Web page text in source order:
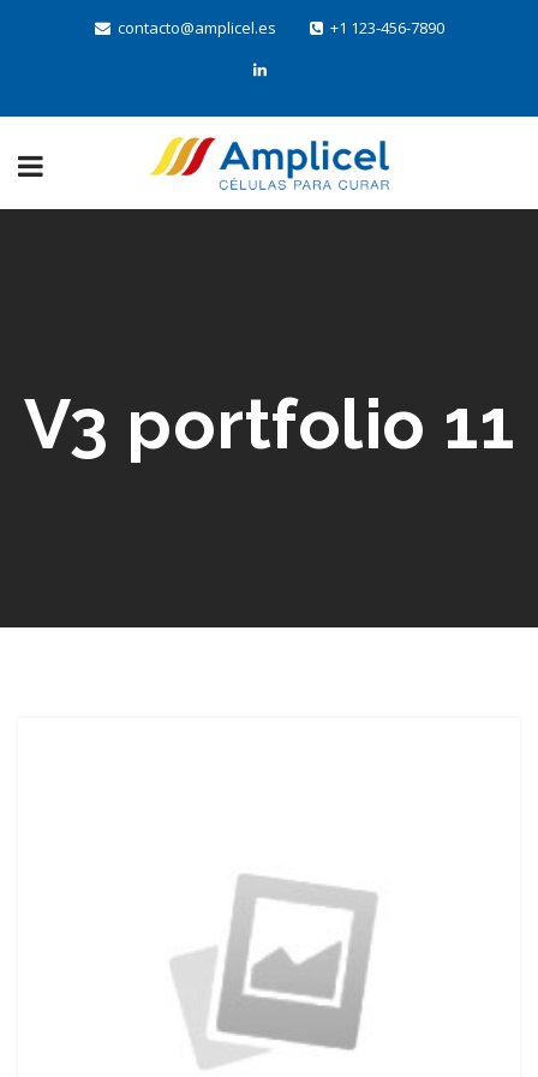
contacto@amplicel.es +1 123-456-7890
V3 portfolio 11